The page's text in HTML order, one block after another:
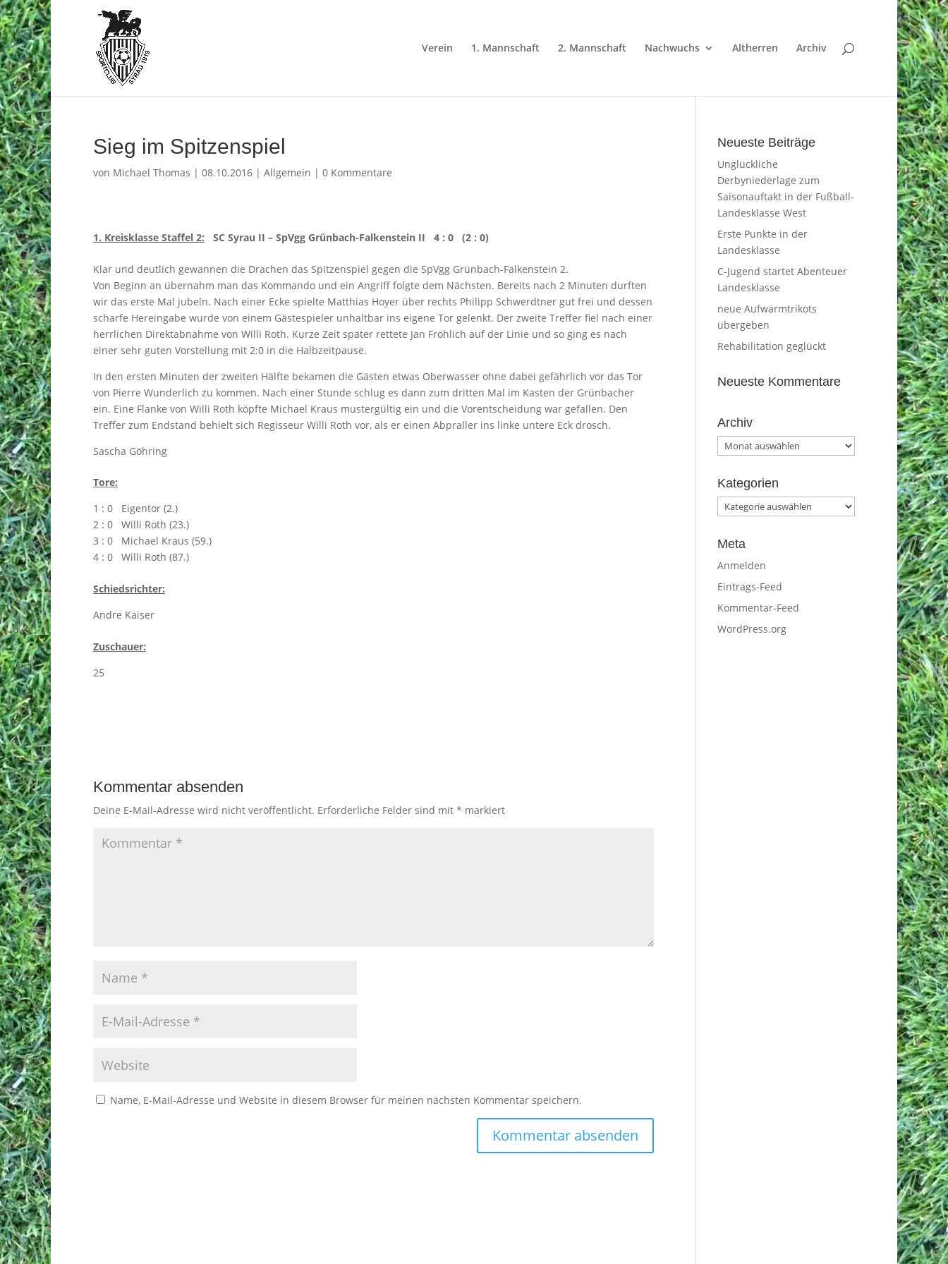
Verein 1. Mannschaft 2. Mannschaft Nachwuchs Altherren Archiv
Sieg im Spitzenspiel
von Michael Thomas | 08.10.2016 | Allgemein | 0 Kommentare
1. Kreisklasse Staffel 2: SC Syrau II – SpVgg Grünbach-Falkenstein II 4 : 0 (2 : 0)
Klar und deutlich gewannen die Drachen das Spitzenspiel gegen die SpVgg Grünbach-Falkenstein 2.
Von Beginn an übernahm man das Kommando und ein Angriff folgte dem Nächsten. Bereits nach 2 Minuten durften
wir das erste Mal jubeln. Nach einer Ecke spielte Matthias Hoyer über rechts Philipp Schwerdtner gut frei und dessen
scharfe Hereingabe wurde von einem Gästespieler unhaltbar ins eigene Tor gelenkt. Der zweite Treffer fiel nach einer
herrlichen Direktabnahme von Willi Roth. Kurze Zeit später rettete Jan Fröhlich auf der Linie und so ging es nach
einer sehr guten Vorstellung mit 2:0 in die Halbzeitpause.
In den ersten Minuten der zweiten Hälfte bekamen die Gästen etwas Oberwasser ohne dabei gefährlich vor das Tor
von Pierre Wunderlich zu kommen. Nach einer Stunde schlug es dann zum dritten Mal im Kasten der Grünbacher
ein. Eine Flanke von Willi Roth köpfte Michael Kraus mustergültig ein und die Vorentscheidung war gefallen. Den
Treffer zum Endstand behielt sich Regisseur Willi Roth vor, als er einen Abpraller ins linke untere Eck drosch.
Sascha Göhring
Tore:
1 : 0 Eigentor (2.)
2 : 0 Willi Roth (23.)
3 : 0 Michael Kraus (59.)
4 : 0 Willi Roth (87.)
Schiedsrichter:
Andre Kaiser
Zuschauer:
25
Kommentar absenden
Deine E-Mail-Adresse wird nicht veröffentlicht. Erforderliche Felder sind mit * markiert
Name, E-Mail-Adresse und Website in diesem Browser für meinen nächsten Kommentar speichern.
Neueste Beiträge
Unglückliche
Derbyniederlage zum
Saisonauftakt in der Fußball-
Landesklasse West
Erste Punkte in der
Landesklasse
C-Jugend startet Abenteuer
Landesklasse
neue Aufwärmtrikots
übergeben
Rehabilitation geglückt
Neueste Kommentare
Archiv
Archiv
Kategorien
Kategorien
Meta
Anmelden
Eintrags-Feed
Kommentar-Feed
WordPress.org